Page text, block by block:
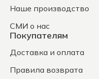
Наше производство
СМИ о нас
Покупателям
Доставка и оплата
Правила возврата